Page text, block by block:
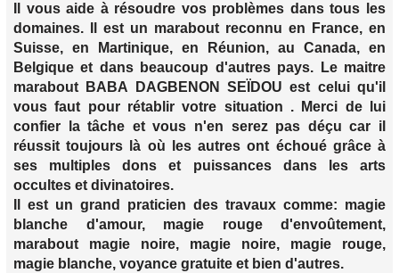
Il vous aide à résoudre vos problèmes dans tous les
domaines. Il est un marabout reconnu en France, en
Suisse, en Martinique, en Réunion, au Canada, en
Belgique et dans beaucoup d'autres pays. Le maitre
marabout BABA DAGBENON SEÏDOU est celui qu'il
vous faut pour rétablir votre situation . Merci de lui
confier la tâche et vous n'en serez pas déçu car il
réussit toujours là où les autres ont échoué grâce à
ses multiples dons et puissances dans les arts
occultes et divinatoires.
Il est un grand praticien des travaux comme: magie
blanche d'amour, magie rouge d'envoûtement,
marabout magie noire, magie noire, magie rouge,
magie blanche, voyance gratuite et bien d'autres.